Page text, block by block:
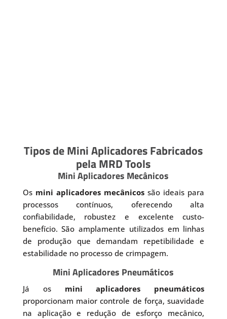
Tipos de Mini Aplicadores Fabricados
pela MRD Tools
Mini Aplicadores Mecânicos
Os mini aplicadores mecânicos são ideais para
processos contínuos, oferecendo alta
confiabilidade, robustez e excelente custo-
benefício. São amplamente utilizados em linhas
de produção que demandam repetibilidade e
estabilidade no processo de crimpagem.
Mini Aplicadores Pneumáticos
Já os mini aplicadores pneumáticos
proporcionam maior controle de força, suavidade
na aplicação e redução de esforço mecânico,